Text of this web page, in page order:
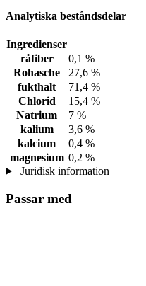
Analytiska beståndsdelar
Ingredienser
råfiber
0,1 %
Rohasche
27,6 %
fukthalt
71,4 %
Chlorid
15,4 %
Natrium
7 %
kalium
3,6 %
kalcium
0,4 %
magnesium 0,2 %
Juridisk information
Passar med